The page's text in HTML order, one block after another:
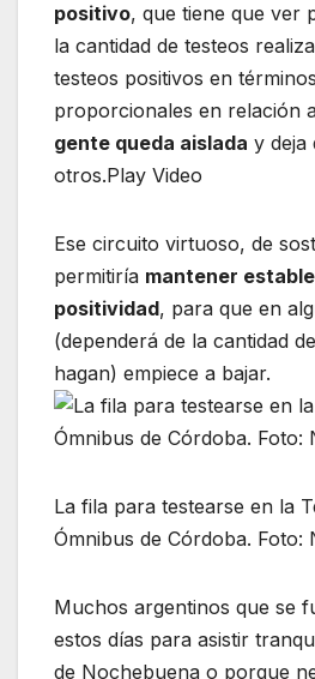
positivo, que tiene que ver
la cantidad de testeos
testeos positivos en
proporcionales en relación
gente queda aislada y deja
otros.Play Video
Ese circuito virtuoso, de
permitiría mantener
positividad, para que en
(dependerá de la cantidad
hagan) empiece a bajar.
La fila para testearse en la
Ómnibus de Córdoba. Foto:
Muchos argentinos que se
estos días para asistir
de Nochebuena o porque